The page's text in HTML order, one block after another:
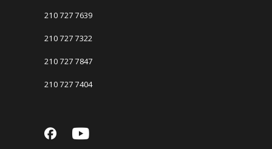
210 727 7639
210 727 7322
210 727 7847
210 727 7404